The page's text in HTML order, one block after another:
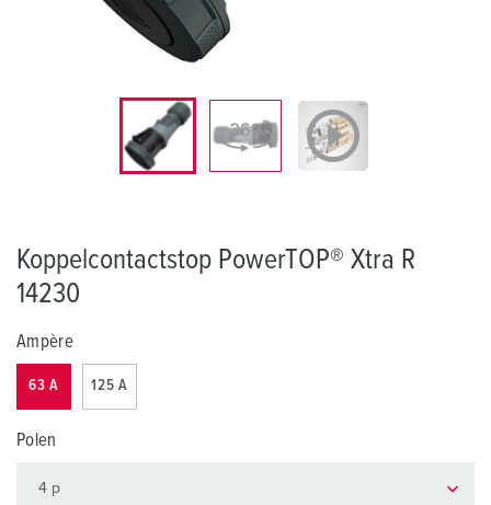
Koppelcontactstop PowerTOP® Xtra R
14230
Ampère
63 A 125 A
Polen